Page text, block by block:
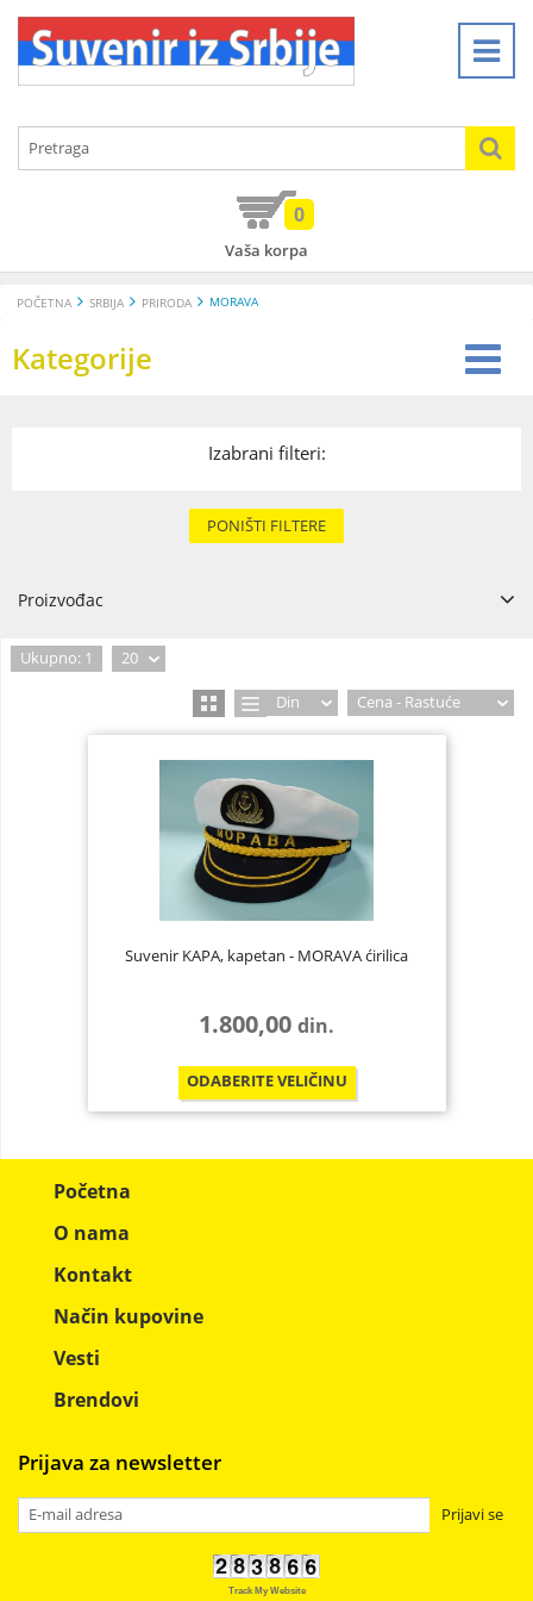
Vaša korpa
0
POČETNA SRBIJA PRIRODA MORAVA
Kategorije
Izabrani filteri:
PONIŠTI FILTERE
Proizvođac
Ukupno: 1 20
Din Cena - Rastuće
Suvenir KAPA, kapetan - MORAVA ćirilica
1.800,00din.
ODABERITEVELIČINU
Početna
O nama
Kontakt
Način kupovine
Vesti
Brendovi
Prijava za newsletter
Prijavi se
Track My Website